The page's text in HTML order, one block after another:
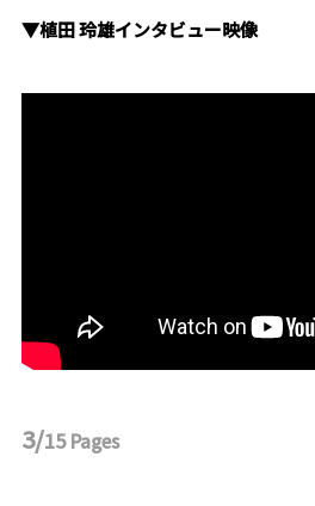
▼植田 玲雄インタビュー映像
3/15Pages